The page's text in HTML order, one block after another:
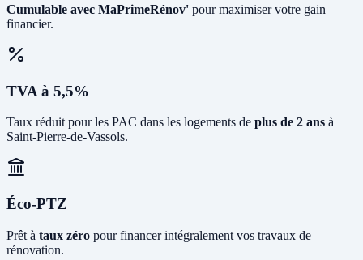
Cumulable avec MaPrimeRénov' pour maximiser votre gain
financier.
TVA à 5,5%
Taux réduit pour les PAC dans les logements de plus de 2 ans à
Saint-Pierre-de-Vassols.
Éco-PTZ
Prêt à taux zéro pour financer intégralement vos travaux de
rénovation.